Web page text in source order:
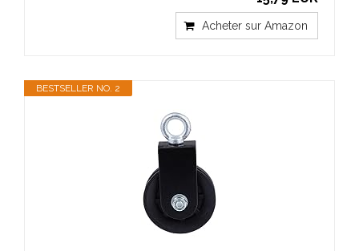
Acheter sur Amazon
BESTSELLER NO. 2